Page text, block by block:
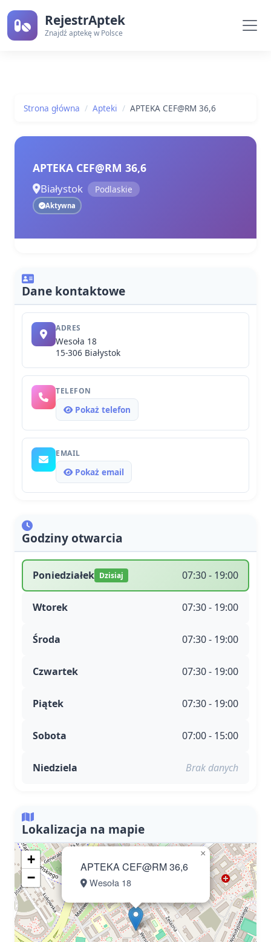
RejestrAptek
Znajdź aptekę w Polsce
Strona główna Apteki APTEKA CEF@RM 36,6
APTEKA CEF@RM 36,6
Białystok Podlaskie
Aktywna
Dane kontaktowe
ADRES
Wesoła 18
15-306 Białystok
TELEFON
Pokaż telefon
EMAIL
Pokaż email
Godziny otwarcia
Poniedziałek Dzisiaj 07:30 - 19:00
Wtorek 07:30 - 19:00
Środa 07:30 - 19:00
Czwartek 07:30 - 19:00
Piątek 07:30 - 19:00
Sobota 07:00 - 15:00
Niedziela Brak danych
Lokalizacja na mapie
APTEKA CEF@RM 36,6
Wesoła 18
×
+
−